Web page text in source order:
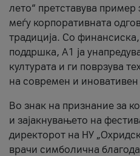
лето“ претставува пример
меѓу корпоративната
традиција. Со
поддршка, A1 ја
културата и ги поврзува
на современ и
Во знак на признание за
и зајакнувањето на
директорот на НУ
врачи симболична